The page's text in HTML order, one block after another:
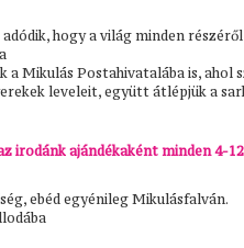
hogy a világ minden
a Mikulás Postahivatalába is,
leveleit, együtt átlépjük a
irodánk ajándékaként minden 4-
ebéd egyénileg Mikulásfalván.